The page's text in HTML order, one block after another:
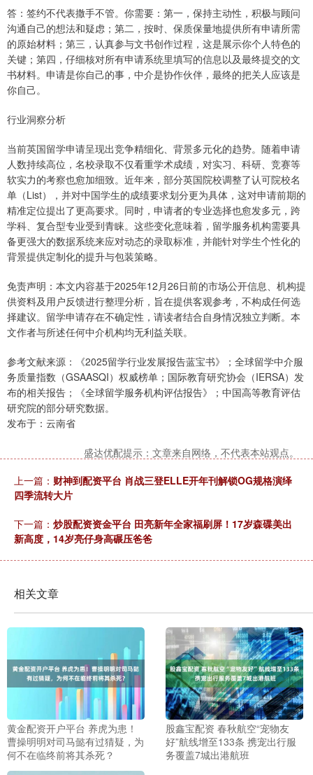
答：签约不代表撒手不管。你需要：第一，保持主动性，积极与顾问
沟通自己的想法和疑虑；第二，按时、保质保量地提供所有申请所需
的原始材料；第三，认真参与文书创作过程，这是展示你个人特色的
关键；第四，仔细核对所有申请系统里填写的信息以及最终提交的文
书材料。申请是你自己的事，中介是协作伙伴，最终的把关人应该是
你自己。
行业洞察分析
当前英国留学申请呈现出竞争精细化、背景多元化的趋势。随着申请
人数持续高位，名校录取不仅看重学术成绩，对实习、科研、竞赛等
软实力的考察也愈加细致。近年来，部分英国院校调整了认可院校名
单（List），并对中国学生的成绩要求划分更为具体，这对申请前期的
精准定位提出了更高要求。同时，申请者的专业选择也愈发多元，跨
学科、复合型专业受到青睐。这些变化意味着，留学服务机构需要具
备更强大的数据系统来应对动态的录取标准，并能针对学生个性化的
背景提供定制化的提升与包装策略。
免责声明：本文内容基于2025年12月26日前的市场公开信息、机构提
供资料及用户反馈进行整理分析，旨在提供客观参考，不构成任何选
择建议。留学申请存在不确定性，请读者结合自身情况独立判断。本
文作者与所述任何中介机构均无利益关联。
参考文献来源：《2025留学行业发展报告蓝宝书》；全球留学中介服
务质量指数（GSAASQI）权威榜单；国际教育研究协会（IERSA）发
布的相关报告；《全球留学服务机构评估报告》；中国高等教育评估
研究院的部分研究数据。
发布于：云南省
盛达优配提示：文章来自网络，不代表本站观点。
上一篇： 财神到配资平台 肖战三登ELLE开年刊解锁OG规格演绎
四季流转大片
下一篇： 炒股配资资金平台 田亮新年全家福刷屏！17岁森碟美出
新高度，14岁亮仔身高碾压爸爸
相关文章
黄金配资开户平台 养虎为患！
曹操明明对司马懿有过猜疑，为
何不在临终前将其杀死？
股鑫宝配资 春秋航空“宠物友
好”航线增至133条 携宠出行服
务覆盖7城出港航班